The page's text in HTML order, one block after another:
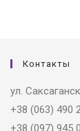
Контакты
ул.
+38 (063) 490
+38 (097) 945